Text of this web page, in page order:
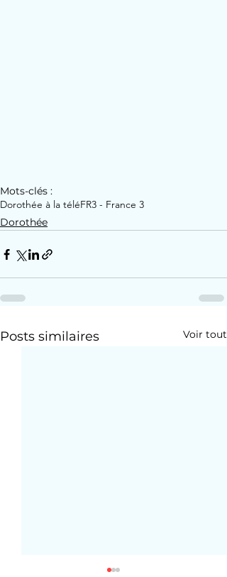
Mots-clés :
Dorothée à la téléFR3 - France 3
Dorothée
Posts similaires Voir tout